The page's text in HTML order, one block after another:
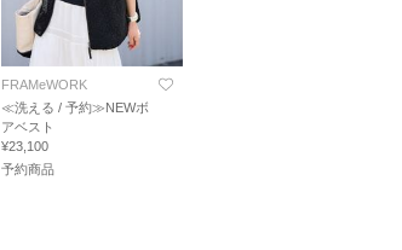
FRAMeWORK
≪洗える / 予約≫NEWボ
アベスト
¥23,100
予約商品